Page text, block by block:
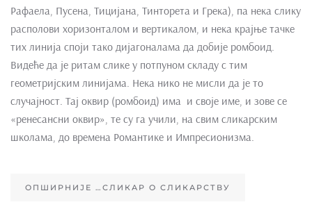
Рафаела, Пусена, Тицијана, Тинторета и Грека), па нека слику
располови хоризонталом и вертикалом, и нека крајње тачке
тих линија споји тако дијагоналама да добије ромбоид.
Видеће да је ритам слике у потпуном складу с тим
геометријским линијама. Нека нико не мисли да је то
случајност. Тај оквир (ромбоид) има и своје име, и зове се
«ренесансни оквир», те су га учили, на свим сликарским
школама, до времена Романтике и Импресионизма.
ОПШИРНИЈЕ …СЛИКАР О СЛИКАРСТВУ